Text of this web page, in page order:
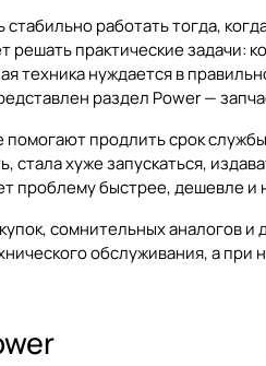
работать тогда,
практические задачи:
нуждается в
раздел Power —
продлить срок
хуже запускаться,
проблему быстрее, дешевле
сомнительных аналогов
обслуживания, а при